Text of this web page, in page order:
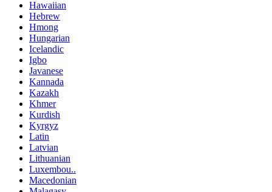
Hawaiian
Hebrew
Hmong
Hungarian
Icelandic
Igbo
Javanese
Kannada
Kazakh
Khmer
Kurdish
Kyrgyz
Latin
Latvian
Lithuanian
Luxembou..
Macedonian